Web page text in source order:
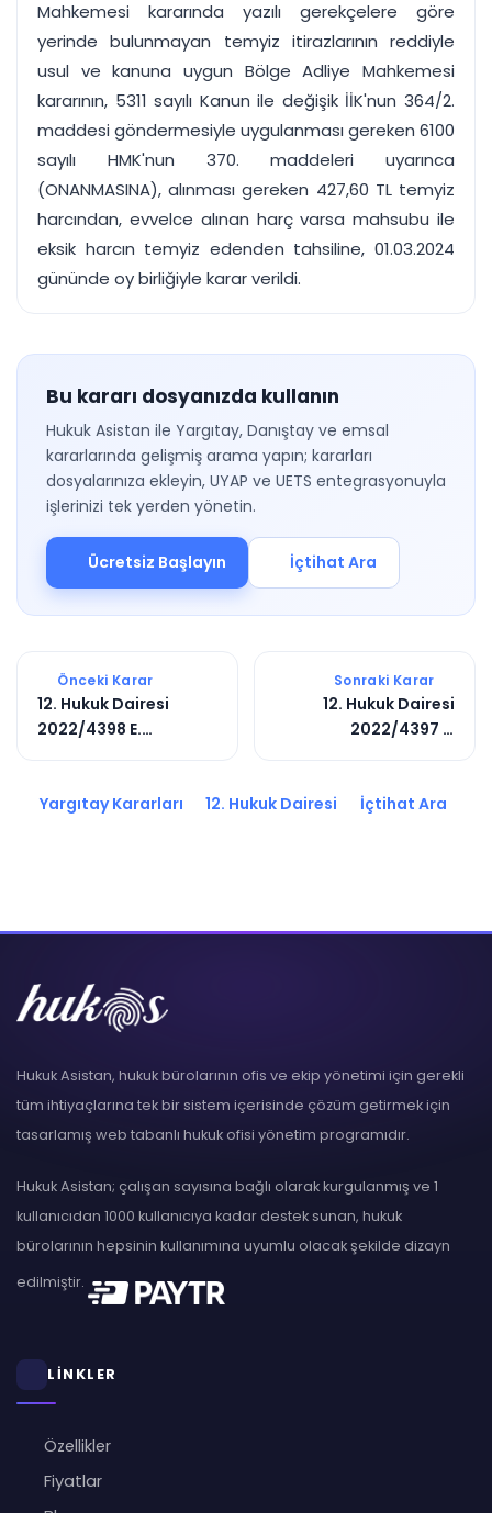
Mahkemesi kararında yazılı gerekçelere göre
yerinde bulunmayan temyiz itirazlarının reddiyle
usul ve kanuna uygun Bölge Adliye Mahkemesi
kararının, 5311 sayılı Kanun ile değişik İİK'nun 364/2.
maddesi göndermesiyle uygulanması gereken 6100
sayılı HMK'nun 370. maddeleri uyarınca
(ONANMASINA), alınması gereken 427,60 TL temyiz
harcından, evvelce alınan harç varsa mahsubu ile
eksik harcın temyiz edenden tahsiline, 01.03.2024
gününde oy birliğiyle karar verildi.
Bu kararı dosyanızda kullanın
Hukuk Asistan ile Yargıtay, Danıştay ve emsal
kararlarında gelişmiş arama yapın; kararları
dosyalarınıza ekleyin, UYAP ve UETS entegrasyonuyla
işlerinizi tek yerden yönetin.
Ücretsiz Başlayın İçtihat Ara
Önceki Karar
12. Hukuk Dairesi
2022/4398 E.
Sonraki Karar
12. Hukuk Dairesi
2022/4397 E.
Yargıtay Kararları 12. Hukuk Dairesi İçtihat Ara
Hukuk Asistan, hukuk bürolarının ofis ve ekip yönetimi için gerekli
tüm ihtiyaçlarına tek bir sistem içerisinde çözüm getirmek için
tasarlamış web tabanlı hukuk ofisi yönetim programıdır.
Hukuk Asistan; çalışan sayısına bağlı olarak kurgulanmış ve 1
kullanıcıdan 1000 kullanıcıya kadar destek sunan, hukuk
bürolarının hepsinin kullanımına uyumlu olacak şekilde dizayn
edilmiştir.
LİNKLER
Özellikler
Fiyatlar